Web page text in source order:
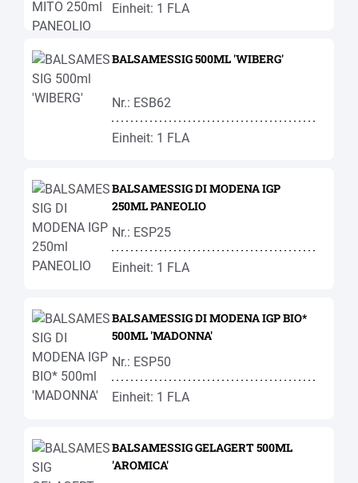
Einheit: 1 FLA
BALSAMESSIG 500ML 'WIBERG'
Nr.: ESB62
Einheit: 1 FLA
BALSAMESSIG DI MODENA IGP
250ML PANEOLIO
Nr.: ESP25
Einheit: 1 FLA
BALSAMESSIG DI MODENA IGP BIO*
500ML 'MADONNA'
Nr.: ESP50
Einheit: 1 FLA
BALSAMESSIG GELAGERT 500ML
'AROMICA'